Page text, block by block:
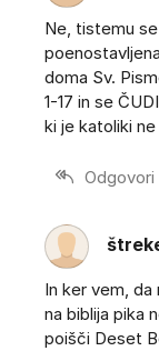
Ne, tistemu
doma Sv.
1-17 in se
ki je katoliki
Odgovori
In ker vem, da
na biblija pika
poišči Deset